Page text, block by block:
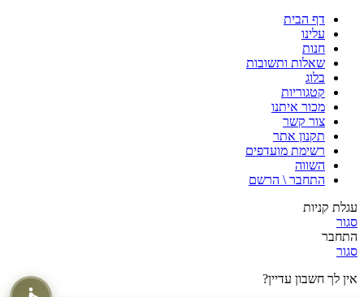
דף הבית
עלינו
חנות
שאלות ותשובות
בלוג
קטגוריות
מכור איתנו
צור קשר
תקנון אתר
רשימת מועדפים
השווה
התחבר \ הרשם
עגלת קניות
סגור
התחבר
סגור
אין לך חשבון עדיין?